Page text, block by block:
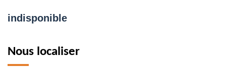
indisponible
Nous localiser